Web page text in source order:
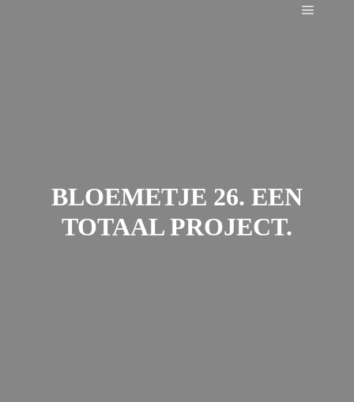
BLOEMETJE 26. EEN
TOTAAL PROJECT.